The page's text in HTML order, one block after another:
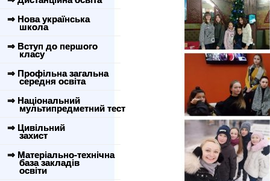
⇒ Нова українська
школа
⇒ Вступ до першого
класу
⇒ Профільна загальна
середня освіта
⇒ Національний
мультипредметний тест
⇒ Цивільний
захист
⇒ Матеріально-технічна
база закладів
освіти